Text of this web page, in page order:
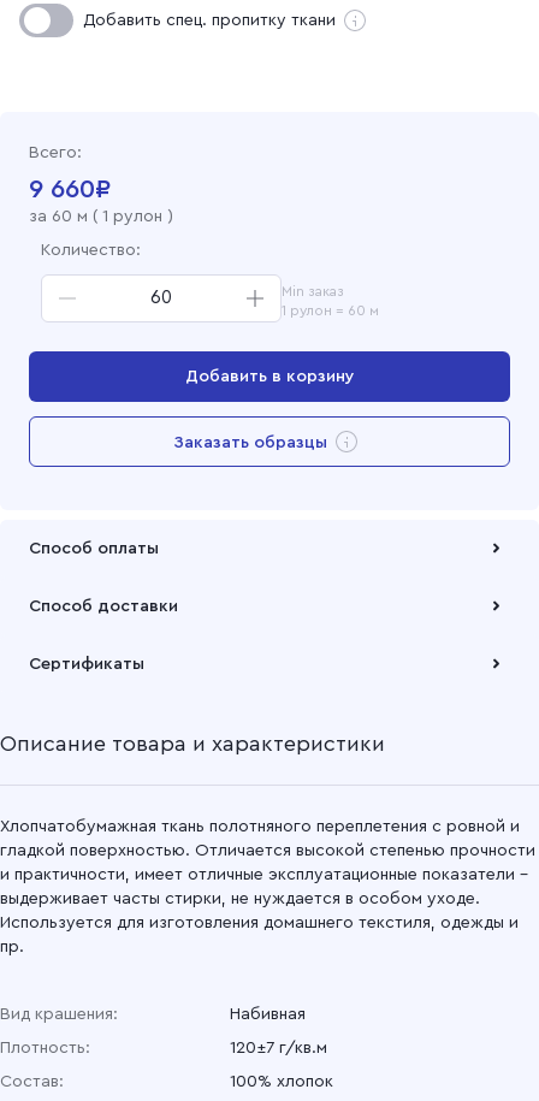
Бязь набивная 220 см, 1317-1 Вензель (компаньон)
Добавить спец. пропитку ткани
Всего:
9 660₽
за 60 м ( 1 рулон )
Количество:
Min заказ
1 рулон = 60 м
Добавить в корзину
Перейти в корзину
Заказать образцы
Способ оплаты
Способ доставки
наших складов или через транспортную компанию на Ваш
Подробнее
Сертификаты
Описание товара и характеристики
Хлопчатобумажная ткань полотняного переплетения с ровной и
гладкой поверхностью. Отличается высокой степенью прочности
и практичности, имеет отличные эксплуатационные показатели –
выдерживает часты стирки, не нуждается в особом уходе.
Используется для изготовления домашнего текстиля, одежды и
пр.
Вид крашения:
Набивная
Плотность:
120±7 г/кв.м
Состав:
100% хлопок